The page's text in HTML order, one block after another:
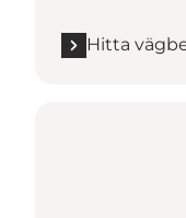
Hitta